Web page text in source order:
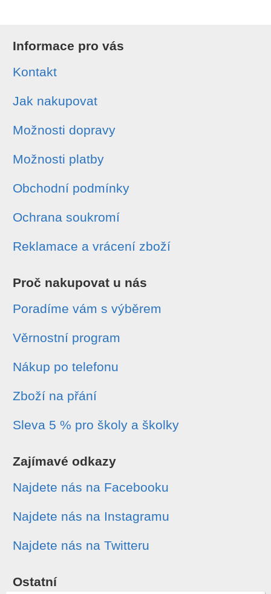
Informace pro vás
Kontakt
Jak nakupovat
Možnosti dopravy
Možnosti platby
Obchodní podmínky
Ochrana soukromí
Reklamace a vrácení zboží
Proč nakupovat u nás
Poradíme vám s výběrem
Věrnostní program
Nákup po telefonu
Zboží na přání
Sleva 5 % pro školy a školky
Zajímavé odkazy
Najdete nás na Facebooku
Najdete nás na Instagramu
Najdete nás na Twitteru
Ostatní